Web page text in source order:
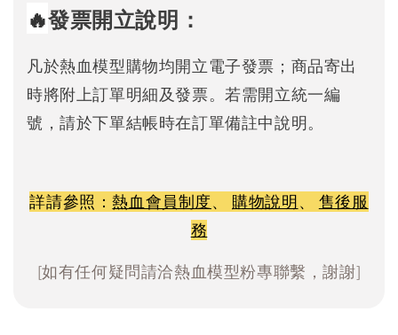
🔥發票開立說明：
凡於熱血模型購物均開立電子發票；商品寄出
時將附上訂單明細及發票。若需開立統一編
號，請於下單結帳時在訂單備註中說明。
詳請參照：熱血會員制度、 購物說明、 售後服
務
[如有任何疑問請洽熱血模型粉專聯繫，謝謝]